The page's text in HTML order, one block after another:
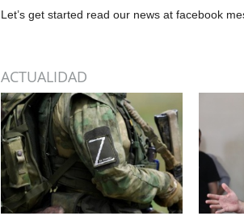
Let’s get started read our news at facebook
ACTUALIDAD